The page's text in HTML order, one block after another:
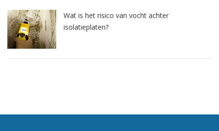
Wat is het risico van vocht achter
isolatieplaten?